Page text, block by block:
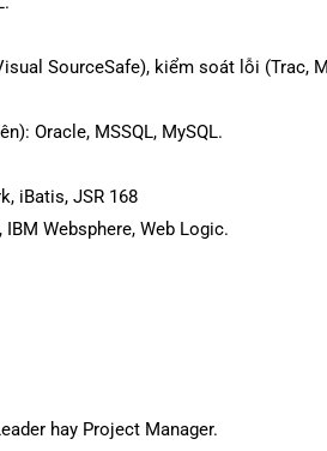
SourceSafe), kiểm soát lỗi (Trac,
Oracle, MSSQL, MySQL.
iBatis, JSR 168
Websphere, Web Logic.
hay Project Manager.